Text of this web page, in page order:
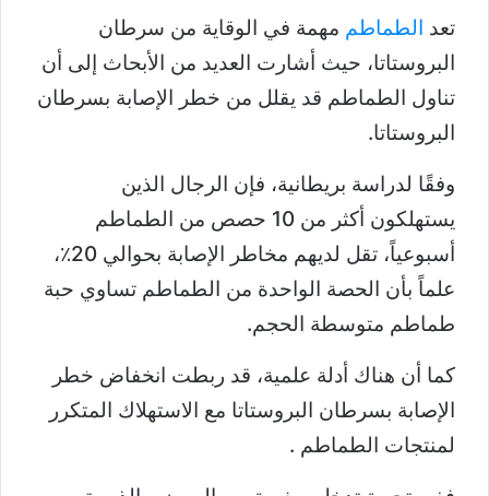
تعد الطماطم مهمة في الوقاية من سرطان
البروستاتا، حيث أشارت العديد من الأبحاث إلى أن
تناول الطماطم قد يقلل من خطر الإصابة بسرطان
البروستاتا.
وفقًا لدراسة بريطانية، فإن الرجال الذين
يستهلكون أكثر من 10 حصص من الطماطم
أسبوعياً، تقل لديهم مخاطر الإصابة بحوالي 20٪،
علماً بأن الحصة الواحدة من الطماطم تساوي حبة
طماطم متوسطة الحجم.
كما أن هناك أدلة علمية، قد ربطت انخفاض خطر
الإصابة بسرطان البروستاتا مع الاستهلاك المتكرر
لمنتجات الطماطم .